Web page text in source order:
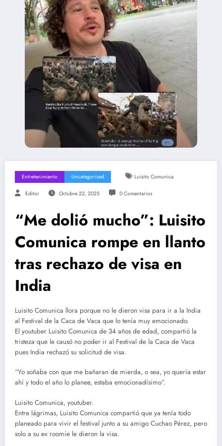
Entretenimiento Uncategorized Luisito Comunica
Editor Octubre 22, 2025 0 Comentarios
“Me dolió mucho”: Luisito
Comunica rompe en llanto
tras rechazo de visa en
India
Luisito Comunica llora porque no le dieron visa para ir a la India
al Festival de la Caca de Vaca que lo tenía muy emocionado.
El youtuber Luisito Comunica de 34 años de edad, compartió la
tristeza que le causó no poder ir al Festival de la Caca de Vaca
pues India rechazó su solicitud de visa.
“Yo soñaba con que me bañaran de mierda, o sea, yo quería estar
ahí y todo el año lo planee, estaba emocionadísimo”.
Luisito Comunica, youtuber.
Entre lágrimas, Luisito Comunica compartió que ya tenía todo
planeado para vivir el festival junto a su amigo Cuchao Pérez, pero
solo a su ex roomie le dieron la visa.